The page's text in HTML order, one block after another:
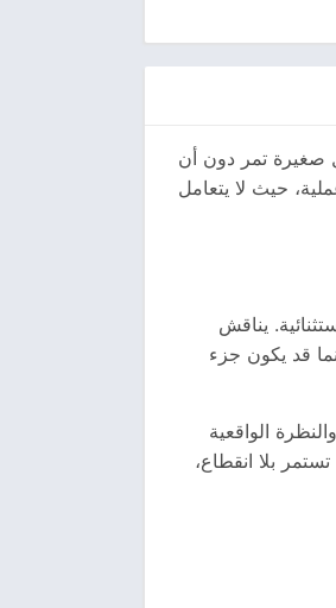
صغيرة تمر دون أن
حيث لا يتعامل
يناقش
قد يكون جزء
الواقعية
بلا انقطاع،